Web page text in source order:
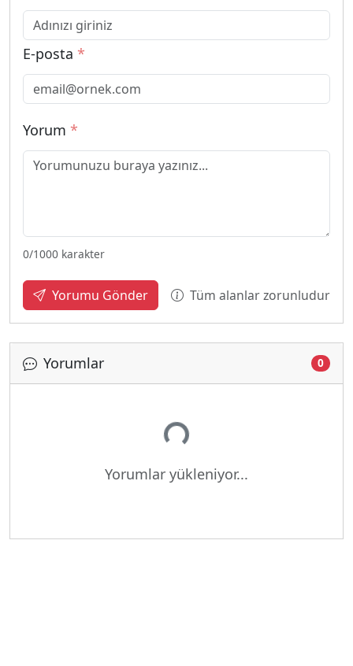
E-posta *
Yorum *
0/1000 karakter
Yorumu Gönder Tüm alanlar zorunludur
Yorumlar 0
Yükleniyor...
Yorumlar yükleniyor...